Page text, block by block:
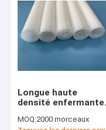
Longue haute
densité enfermante
Acetal Rod
MOQ:2000 morceaux